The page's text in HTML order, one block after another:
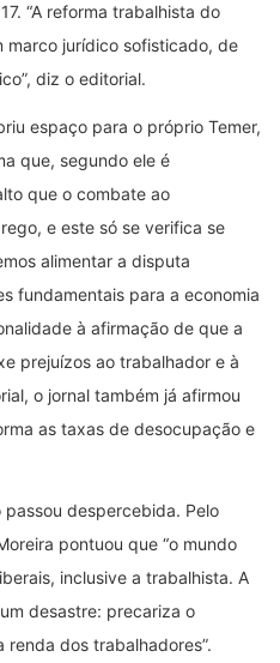
“A reforma trabalhista do
marco jurídico sofisticado, de
diz o editorial.
espaço para o próprio Temer,
que, segundo ele é
que o combate ao
e este só se verifica se
alimentar a disputa
fundamentais para a economia
à afirmação de que a
prejuízos ao trabalhador e à
o jornal também já afirmou
as taxas de desocupação e
despercebida. Pelo
pontuou que “o mundo
inclusive a trabalhista. A
desastre: precariza o
dos trabalhadores”.